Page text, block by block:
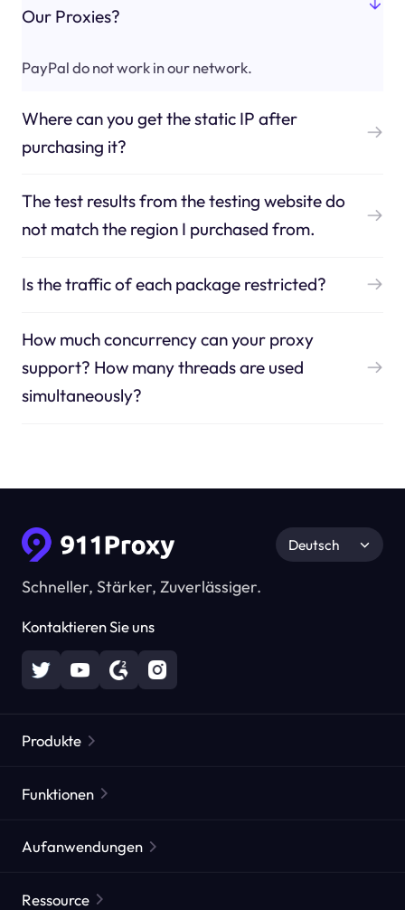
Our Proxies?
PayPal do not work in our network.
Where can you get the static IP after
purchasing it?
The test results from the testing website do
not match the region I purchased from.
Is the traffic of each package restricted?
How much concurrency can your proxy
support? How many threads are used
simultaneously?
Schneller, Stärker, Zuverlässiger.
Kontaktieren Sie uns
Deutsch
Produkte
Statische Residential Proxies
Funktionen
ISP agentur agentur
Aufanwendungen
Ressource